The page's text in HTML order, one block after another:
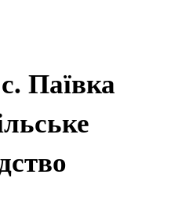
Паївка